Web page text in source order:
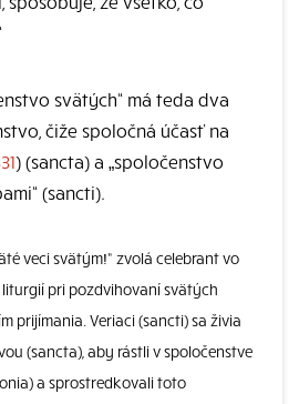
svätých“ má teda dva
čiže spoločná účasť na
) (sancta) a „spoločenstvo
(sancti).
veci svätým!“ zvolá celebrant vo
pri pozdvihovaní svätých
prijímania. Veriaci (sancti) sa živia
(sancta), aby rástli v spoločenstve
a sprostredkovali toto